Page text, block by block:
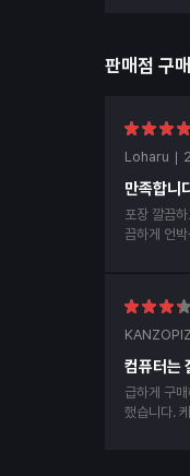
판매점 구
Loharu
만족합니
포장 깔끔
끔하게 언
컴퓨터는
급하게 구
했습니다. 케이스에 hdmi선 부딪혀서 알맞게 안들